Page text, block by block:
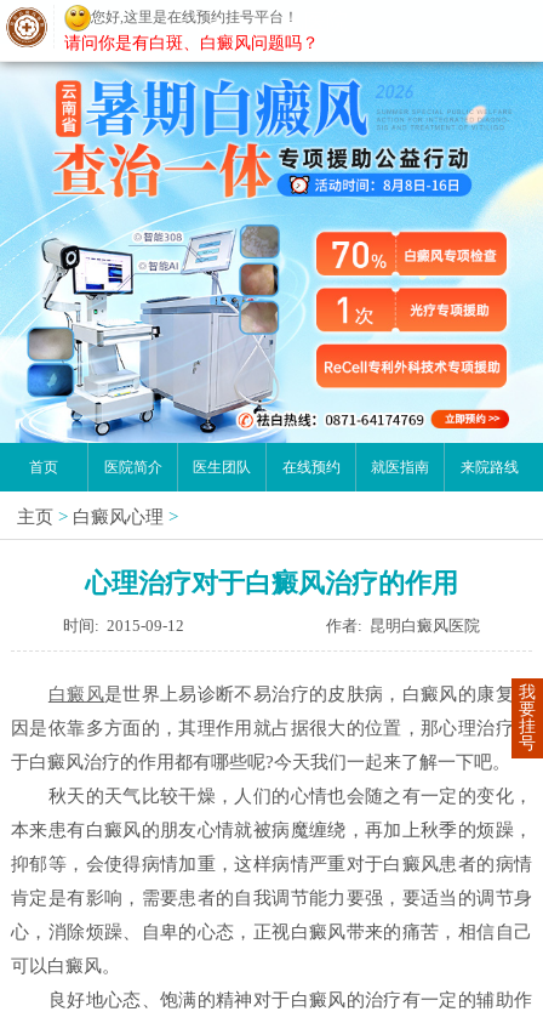
昆明白癜风医院
首页 医院简介 医生团队 在线预约 就医指南 来院路线
主页 > 白癜风心理 >
心理治疗对于白癜风治疗的作用
时间: 2015-09-12 作者: 昆明白癜风医院
白癜风是世界上易诊断不易治疗的皮肤病，白癜风的康复原
因是依靠多方面的，其理作用就占据很大的位置，那心理治疗对
于白癜风治疗的作用都有哪些呢?今天我们一起来了解一下吧。
秋天的天气比较干燥，人们的心情也会随之有一定的变化，
本来患有白癜风的朋友心情就被病魔缠绕，再加上秋季的烦躁，
抑郁等，会使得病情加重，这样病情严重对于白癜风患者的病情
肯定是有影响，需要患者的自我调节能力要强，要适当的调节身
心，消除烦躁、自卑的心态，正视白癜风带来的痛苦，相信自己
可以白癜风。
良好地心态、饱满的精神对于白癜风的治疗有一定的辅助作
我
要
挂
号
您好,这里是在线预约挂号平台！
请问你是有白斑、白癜风问题吗？